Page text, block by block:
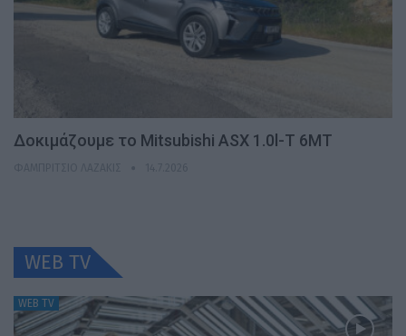
Δοκιμάζουμε το Mitsubishi ASX 1.0l-T 6MT
WEB TV
WEB TV